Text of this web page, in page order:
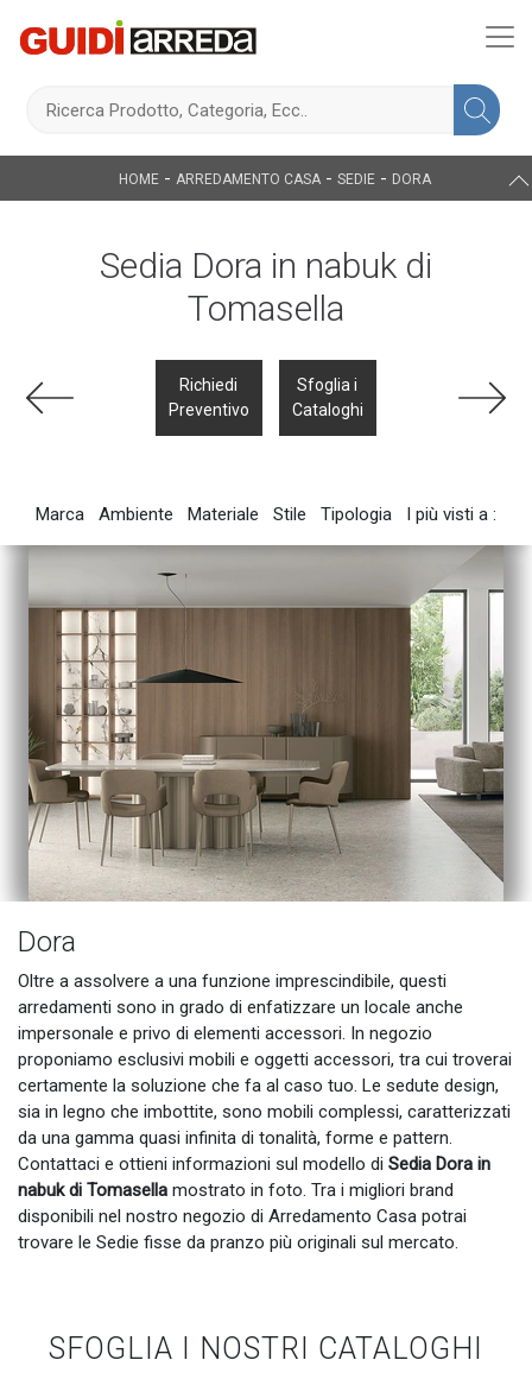
HOME - ARREDAMENTO CASA - SEDIE - DORA
Sedia Dora in nabuk di
Tomasella
Richiedi
Preventivo
Sfoglia i
Cataloghi
Marca Ambiente Materiale Stile Tipologia I più visti a :
Dora
Oltre a assolvere a una funzione imprescindibile, questi
arredamenti sono in grado di enfatizzare un locale anche
impersonale e privo di elementi accessori. In negozio
proponiamo esclusivi mobili e oggetti accessori, tra cui troverai
certamente la soluzione che fa al caso tuo. Le sedute design,
sia in legno che imbottite, sono mobili complessi, caratterizzati
da una gamma quasi infinita di tonalità, forme e pattern.
Contattaci e ottieni informazioni sul modello di Sedia Dora in
nabuk di Tomasella mostrato in foto. Tra i migliori brand
disponibili nel nostro negozio di Arredamento Casa potrai
trovare le Sedie fisse da pranzo più originali sul mercato.
SFOGLIA I NOSTRI CATALOGHI